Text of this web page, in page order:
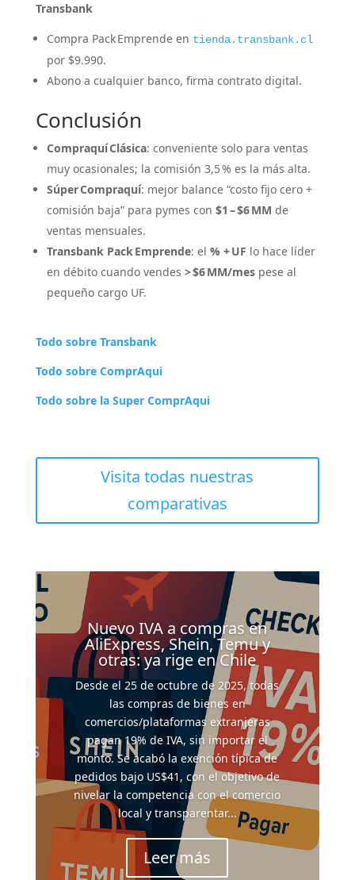
Transbank
Compra Pack Emprende en tienda.transbank.cl
por $9.990.
Abono a cualquier banco, firma contrato digital.
Conclusión
Compraquí Clásica: conveniente solo para ventas
muy ocasionales; la comisión 3,5 % es la más alta.
Súper Compraquí: mejor balance “costo fijo cero +
comisión baja” para pymes con $1 – $6 MM de
ventas mensuales.
Transbank Pack Emprende: el % + UF lo hace líder
en débito cuando vendes > $6 MM/mespese al
pequeño cargo UF.
Todo sobre Transbank
Todo sobre ComprAqui
Todo sobre la Super ComprAqui
Visita todas nuestras
comparativas
Nuevo IVA a compras en
AliExpress, Shein, Temu y
otras: ya rige en Chile
Desde el 25 de octubre de 2025, todas
las compras de bienes en
comercios/plataformas extranjeras
pagan 19% de IVA, sin importar el
monto. Se acabó la exención típica de
pedidos bajo US$41, con el objetivo de
nivelar la competencia con el comercio
local y transparentar...
Leer más